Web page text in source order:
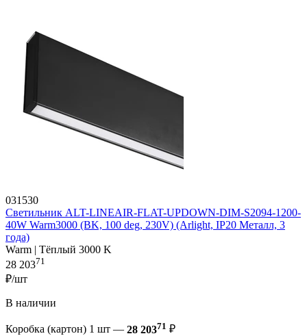
031530
Светильник ALT-LINEAIR-FLAT-UPDOWN-DIM-S2094-1200-
40W Warm3000 (BK, 100 deg, 230V) (Arlight, IP20 Металл, 3
года)
Warm | Тёплый 3000 K
28 20371
₽/шт
В наличии
Коробка (картон) 1 шт — 28 20371 ₽